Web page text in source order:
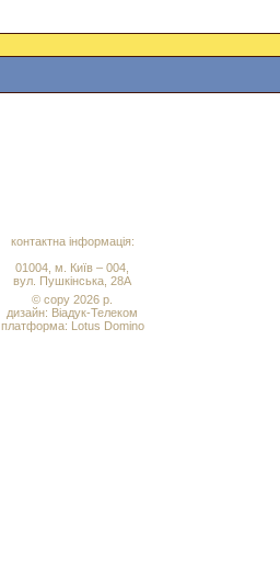
контактна інформація:
01004, м. Київ – 004,
вул. Пушкінська, 28А
© copy 2026 р.
дизайн: Віадук-Телеком
платформа: Lotus Domino